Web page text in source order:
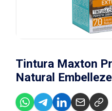
Tintura Maxton
Natural Embelleze